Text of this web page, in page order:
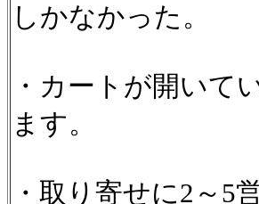
しかなかった。
・カートが開いて
ます。
・取り寄せに2～5